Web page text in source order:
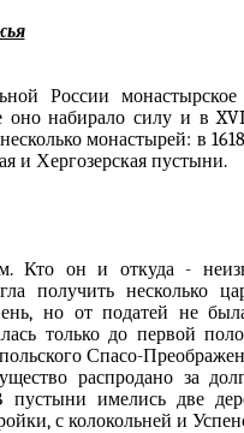
России монастырское
оно набирало силу и в
монастырей: в
и Хергозерская пустыни.
Кто он и откуда -
получить несколько
но от податей не
только до первой
Спасо-
распродано за
пустыни имелись две
с колокольней и